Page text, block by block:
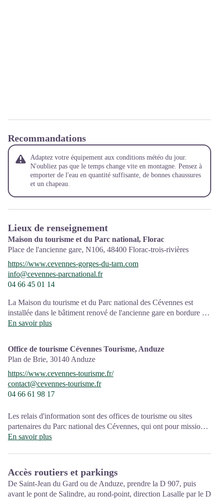
Recommandations
Adaptez votre équipement aux conditions météo du jour.
N'oubliez pas que le temps change vite en montagne. Pensez à
emporter de l'eau en quantité suffisante, de bonnes chaussures
et un chapeau.
Lieux de renseignement
Maison du tourisme et du Parc national, Florac
Place de l'ancienne gare, N106, 48400 Florac-trois-rivières
https://www.cevennes-gorges-du-tarn.com
info@cevennes-parcnational.fr
04 66 45 01 14
La Maison du tourisme et du Parc national des Cévennes est
installée dans le bâtiment renové de l'ancienne gare en bordure de
la N106. C'est un espace , d’accueil, d'information et de
de l'office de tourisme et du Parc.
Une expo interactive présente le Parc national des Cévennes et
ses actions.
Sur place : Une boutique, librairie découverte et produits siglés
Ouvert toute l'année (se renseigner sur les jours et horaires en
saison hivernale).
En savoir plus
Office de tourisme Cévennes Tourisme, Anduze
Plan de Brie, 30140 Anduze
https://www.cevennes-tourisme.fr/
contact@cevennes-tourisme.fr
04 66 61 98 17
Les relais d'information sont des offices de tourisme ou sites
partenaires du Parc national des Cévennes, qui ont pour mission
l'information et la sensibilisation sur l'offre de découverte et
Ouvert toute l'année (se renseigner pour les jours et horaires
d'ouverture en période hivernale)
En savoir plus
Accès routiers et parkings
De Saint-Jean du Gard ou de Anduze, prendre la D 907, puis
avant le pont de Salindre, au rond-point, direction Lasalle par le D